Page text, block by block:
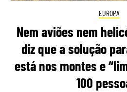
EUROPA
Nem aviões nem
diz que a solução
está nos montes e
100